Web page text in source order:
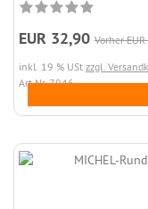
EUR 32,90 Vorher
inkl. 19 % USt zzgl.
Art.Nr. 7946